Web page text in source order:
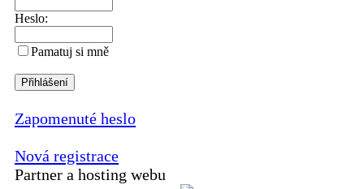
Heslo:
Pamatuj si mně
Zapomenuté heslo
Nová registrace
Partner a hosting webu